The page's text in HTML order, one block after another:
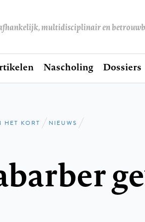
multidisciplinair en
Nascholing Dossiers
HET KORT NIEUWS